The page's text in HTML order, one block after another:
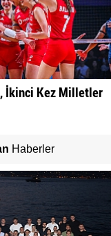
İkinci Kez Milletler
Haberler